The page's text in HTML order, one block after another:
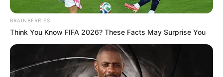
BRAINBERRIES
Think You Know FIFA 2026? These Facts May Surprise You